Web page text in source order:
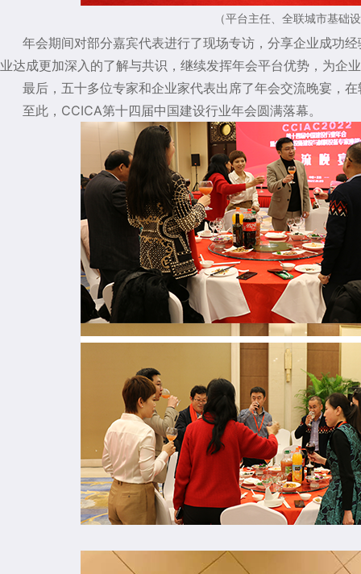
（平台主任、全联城市基础
年会期间对部分嘉宾代表进行了现场专访，分享企业成功
业达成更加深入的了解与共识，继续发挥年会平台优势，为企
最后，五十多位专家和企业家代表出席了年会交流晚宴，
至此，CCICA第十四届中国建设行业年会圆满落幕。